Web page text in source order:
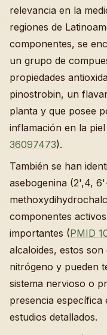
relevancia en la
regiones de
componentes, se
un grupo de
propiedades
pinostrobin, un
planta y que posee
inflamación en la
36097473).
También se han
asebogenina (2',4,
componentes
importantes (PMID
alcaloides, estos
nitrógeno y pueden
sistema nervioso o
presencia específica
estudios detallados.